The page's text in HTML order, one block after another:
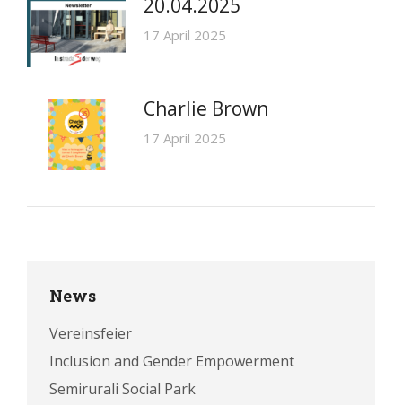
20.04.2025
17 April 2025
Charlie Brown
17 April 2025
News
Vereinsfeier
Inclusion and Gender Empowerment
Semirurali Social Park